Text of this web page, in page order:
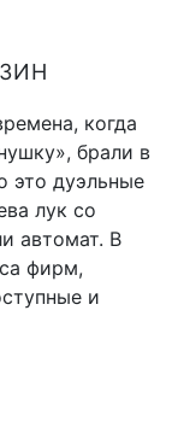
когда
брали в
это дуэльные
лук со
автомат. В
фирм,
и